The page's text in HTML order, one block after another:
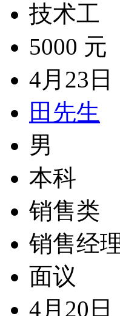
技术工
5000 元
4月23日
田先生
男
本科
销售类
销售经
面议
4月20日